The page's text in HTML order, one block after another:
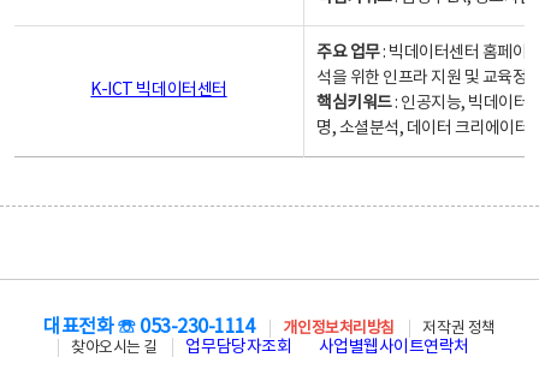
K-ICT 빅데이터센터
주요 업무: 빅데이터센터 홈페이
석을 위한 인프라 지원 및 교육정
핵심키워드: 인공지능, 빅데이터,
명, 소셜분석, 데이터 크리에이터
대표전화 ☏ 053-230-1114 개인정보처리방침
저작권 정책
찾아오시는 길
업무담당자조회 사업별웹사이트연락처